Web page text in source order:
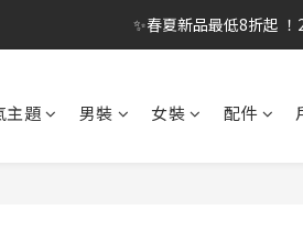
✨春夏新品最低8折起
✨春夏新品最低8折起
✨購買指定後背包送好運鑰
主題 男裝 女裝 配件